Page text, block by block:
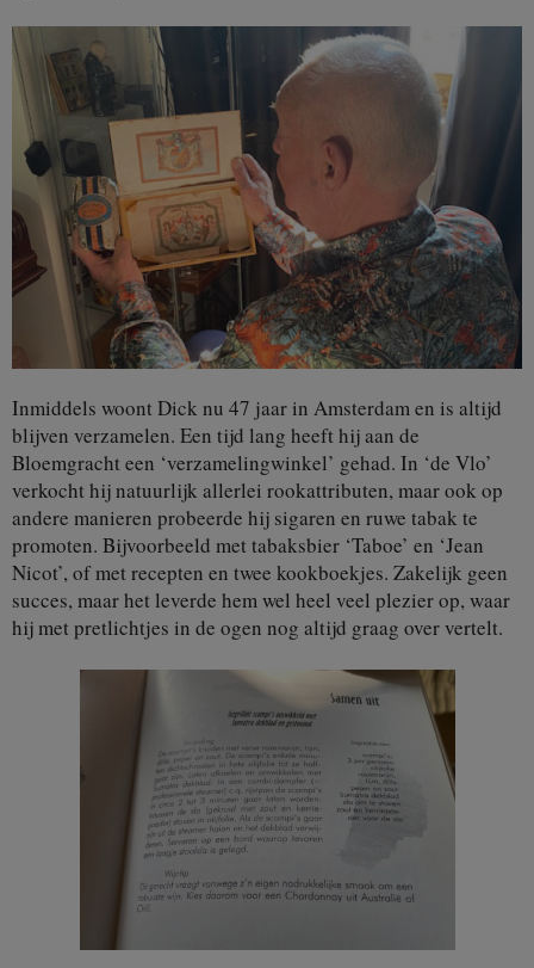
Inmiddels woont Dick nu 47 jaar in Amsterdam en is altijd
blijven verzamelen. Een tijd lang heeft hij aan de
Bloemgracht een ‘verzamelingwinkel’ gehad. In ‘de Vlo’
verkocht hij natuurlijk allerlei rookattributen, maar ook op
andere manieren probeerde hij sigaren en ruwe tabak te
promoten. Bijvoorbeeld met tabaksbier ‘Taboe’ en ‘Jean
Nicot’, of met recepten en twee kookboekjes. Zakelijk geen
succes, maar het leverde hem wel heel veel plezier op, waar
hij met pretlichtjes in de ogen nog altijd graag over vertelt.